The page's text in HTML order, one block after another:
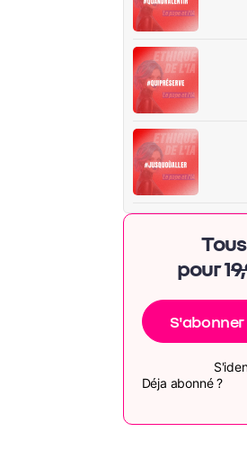
pour 1
S'abonner
Déja abonné ?